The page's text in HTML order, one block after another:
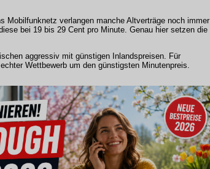
Mobilfunknetz verlangen manche Altverträge noch immer
bei 19 bis 29 Cent pro Minute. Genau hier setzen die
aggressiv mit günstigen Inlandspreisen. Für
Wettbewerb um den günstigsten Minutenpreis.